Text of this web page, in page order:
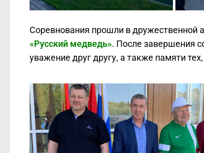
Соревнования прошли в дружественной
«Русский медведь». После завершения
уважение друг другу, а также памяти